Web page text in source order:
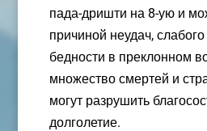
пада-дришти на 8-ую и
причиной неудач,
бедности в преклонном
множество смертей и
могут разрушить
долголетие.